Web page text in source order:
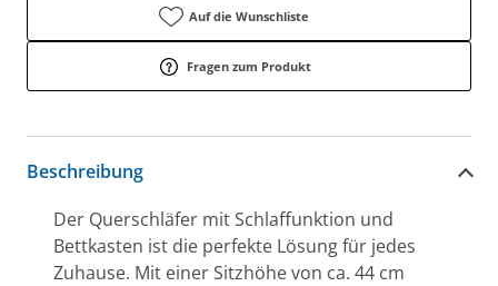
Auf die Wunschliste
Fragen zum Produkt
Beschreibung
Der Querschläfer mit Schlaffunktion und
Bettkasten ist die perfekte Lösung für jedes
Zuhause. Mit einer Sitzhöhe von ca. 44 cm